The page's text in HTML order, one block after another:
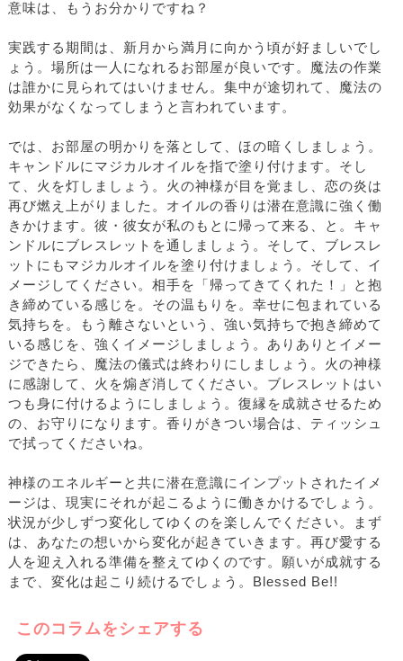
意味は、もうお分かりですね？
実践する期間は、新月から満月に向かう頃が好ましいでし
ょう。場所は一人になれるお部屋が良いです。魔法の作業
は誰かに見られてはいけません。集中が途切れて、魔法の
効果がなくなってしまうと言われています。
では、お部屋の明かりを落として、ほの暗くしましょう。
キャンドルにマジカルオイルを指で塗り付けます。そし
て、火を灯しましょう。火の神様が目を覚まし、恋の炎は
再び燃え上がりました。オイルの香りは潜在意識に強く働
きかけます。彼・彼女が私のもとに帰って来る、と。キャ
ンドルにブレスレットを通しましょう。そして、ブレスレ
ットにもマジカルオイルを塗り付けましょう。そして、イ
メージしてください。相手を「帰ってきてくれた！」と抱
き締めている感じを。その温もりを。幸せに包まれている
気持ちを。もう離さないという、強い気持ちで抱き締めて
いる感じを、強くイメージしましょう。ありありとイメー
ジできたら、魔法の儀式は終わりにしましょう。火の神様
に感謝して、火を煽ぎ消してください。ブレスレットはい
つも身に付けるようにしましょう。復縁を成就させるため
の、お守りになります。香りがきつい場合は、ティッシュ
で拭ってくださいね。
神様のエネルギーと共に潜在意識にインプットされたイメ
ージは、現実にそれが起こるように働きかけるでしょう。
状況が少しずつ変化してゆくのを楽しんでください。まず
は、あなたの想いから変化が起きていきます。再び愛する
人を迎え入れる準備を整えてゆくのです。願いが成就する
まで、変化は起こり続けるでしょう。Blessed Be!!
このコラムをシェアする